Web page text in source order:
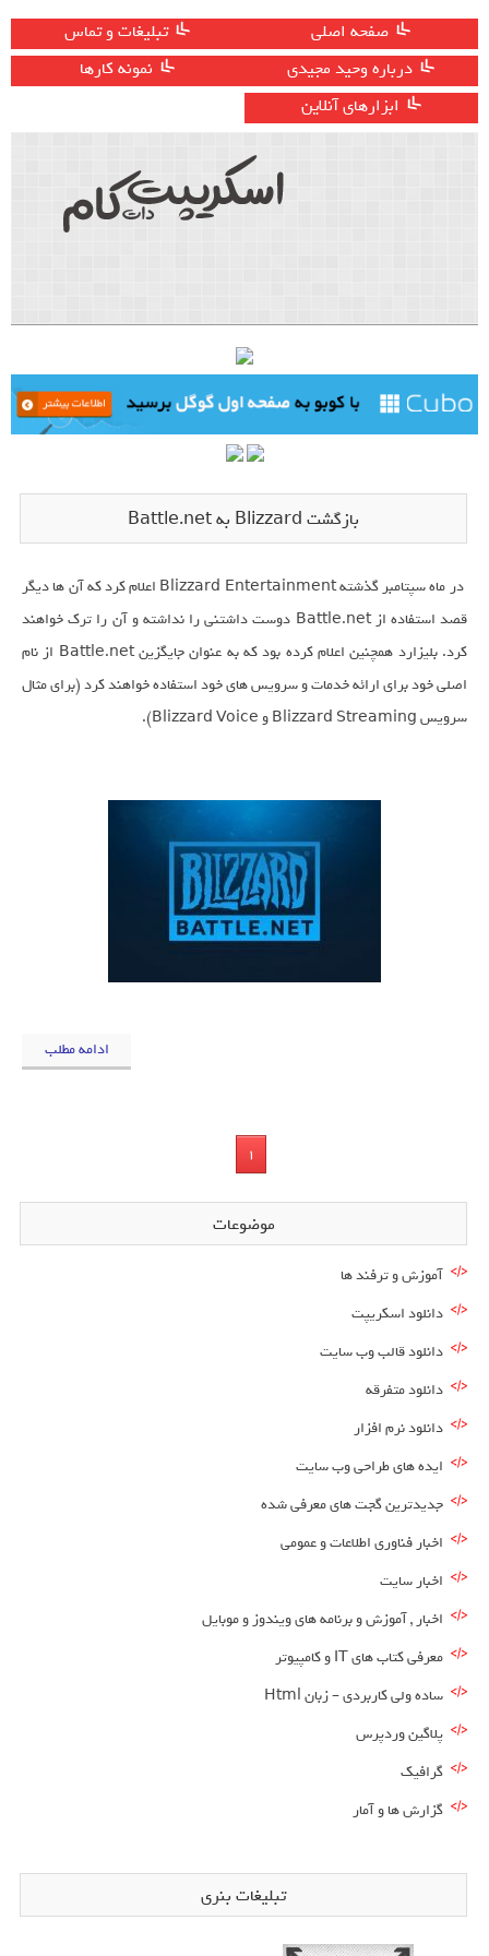
صفحه اصلی
تبلیغات و تماس
درباره وحید مجیدی
نمونه کارها
ابزارهای آنلاین
بازگشت Blizzard به Battle.net
در ماه سپتامبر گذشته Blizzard Entertainment اعلام کرد که آن ها دیگر
قصد استفاده از Battle.net دوست داشتنی را نداشته و آن را ترک خواهند
کرد. بلیزارد همچنین اعلام کرده بود که به عنوان جایگزین Battle.net از نام
اصلی خود برای ارائه خدمات و سرویس های خود استفاده خواهند کرد (برای مثال
سرویس Blizzard Streaming و Blizzard Voice).
ادامه مطلب
1
موضوعات
آموزش و ترفند ها
دانلود اسکریپت
دانلود قالب وب سایت
دانلود متفرقه
دانلود نرم افزار
ایده های طراحی وب سایت
جدیدترین گجت های معرفی شده
اخبار فناوری اطلاعات و عمومی
اخبار سایت
اخبار , آموزش و برنامه های ویندوز و موبایل
معرفی کتاب های IT و کامپیوتر
ساده ولی کاربردی – زبان Html
پلاگین وردپرس
گرافیک
گزارش ها و آمار
تبلیغات بنری